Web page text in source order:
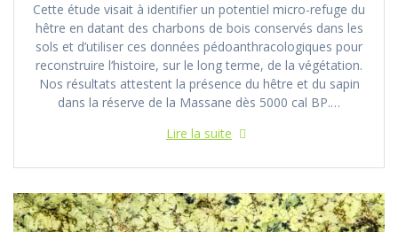
Cette étude visait à identifier un potentiel micro-refuge du
hêtre en datant des charbons de bois conservés dans les
sols et d’utiliser ces données pédoanthracologiques pour
reconstruire l‘histoire, sur le long terme, de la végétation.
Nos résultats attestent la présence du hêtre et du sapin
dans la réserve de la Massane dès 5000 cal BP.…
Lire la suite